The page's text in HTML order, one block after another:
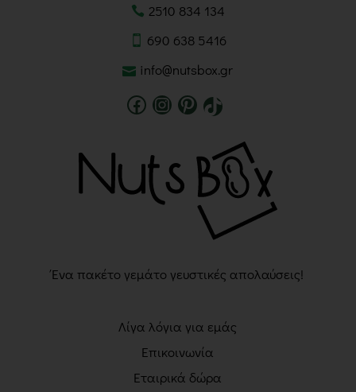
2510 834 134
690 638 5416
info@nutsbox.gr
Ένα πακέτο γεμάτο γευστικές απολαύσεις!
Λίγα λόγια για εμάς
Επικοινωνία
Εταιρικά δώρα